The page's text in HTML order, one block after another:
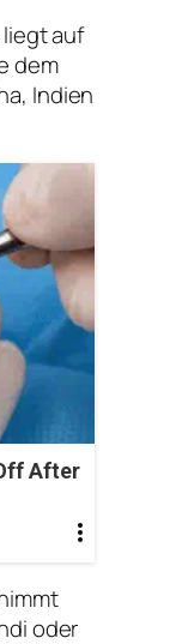
liegt auf
dem
Indien
After
oder